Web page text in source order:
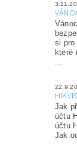
si
které
...
Jak
účtu
účtu
Jak